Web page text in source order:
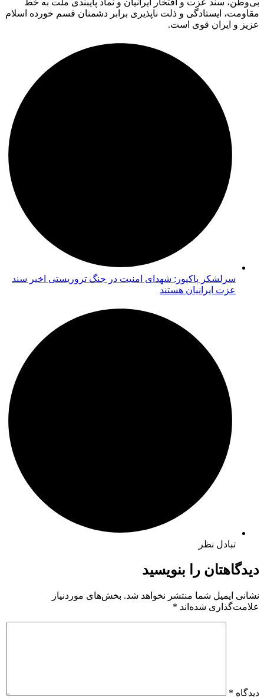
سرلشکر پاکپور: شهدای امنیت در جنگ تروریستی اخیر سند
عزت ایرانیان هستند
تبادل نظر
دیدگاهتان را بنویسید
نشانی ایمیل شما منتشر نخواهد شد. بخش‌های موردنیاز
علامت‌گذاری شده‌اند *
دیدگاه *